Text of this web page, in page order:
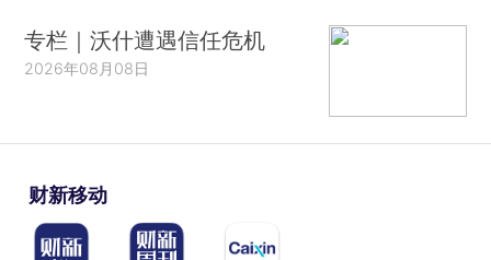
专栏｜沃什遭遇信任危机
2026年08月08日
财新移动